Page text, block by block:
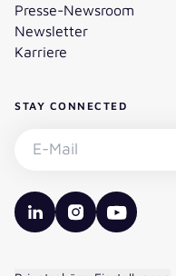
Presse-Newsroom
Newsletter
Karriere
STAY CONNECTED
valantic LinkedIn
valanticvalantic